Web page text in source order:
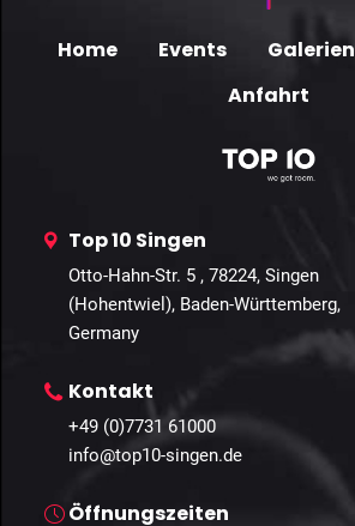
Home Events Galerien
Anfahrt
Top 10 Singen
Otto-Hahn-Str. 5 , 78224, Singen
(Hohentwiel), Baden-Württemberg,
Germany
Kontakt
+49 (0)7731 61000
info@top10-singen.de
Öffnungszeiten